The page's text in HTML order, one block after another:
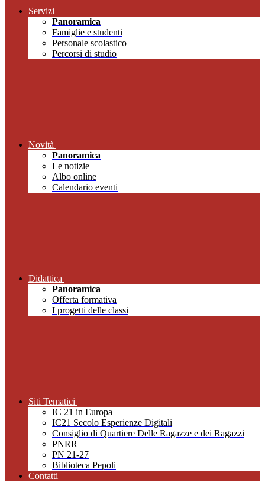
Servizi
Panoramica
Famiglie e studenti
Personale scolastico
Percorsi di studio
Novità
Panoramica
Le notizie
Albo online
Calendario eventi
Didattica
Panoramica
Offerta formativa
I progetti delle classi
Siti Tematici
IC 21 in Europa
IC21 Secolo Esperienze Digitali
Consiglio di Quartiere Delle Ragazze e dei Ragazzi
PNRR
PN 21-27
Biblioteca Pepoli
Contatti